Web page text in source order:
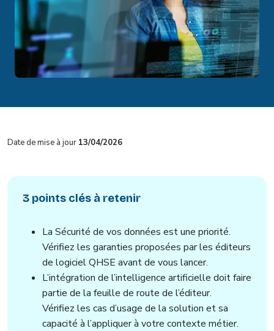
Date de mise à jour 13/04/2026
3 points clés à retenir
La Sécurité de vos données est une priorité.
Vérifiez les garanties proposées par les éditeurs
de logiciel QHSE avant de vous lancer.
L’intégration de l’intelligence artificielle doit faire
partie de la feuille de route de l’éditeur.
Vérifiez les cas d’usage de la solution et sa
capacité à l’appliquer à votre contexte métier.